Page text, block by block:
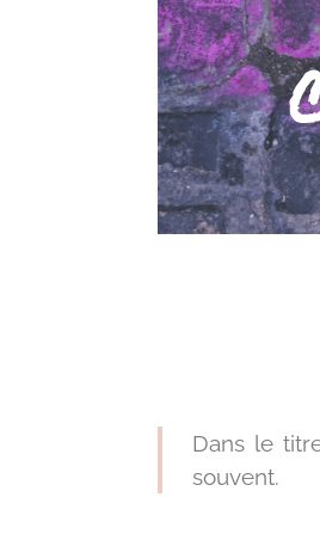
Dans le
souvent.